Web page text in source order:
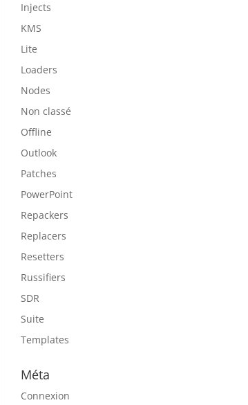
Injects
KMS
Lite
Loaders
Nodes
Non classé
Offline
Outlook
Patches
PowerPoint
Repackers
Replacers
Resetters
Russifiers
SDR
Suite
Templates
Méta
Connexion